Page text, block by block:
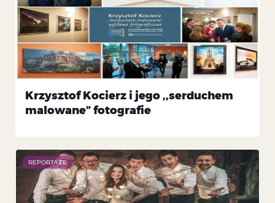
Krzysztof Kocierz i jego ,,serduchem
malowane” fotografie
REPORTAŻE